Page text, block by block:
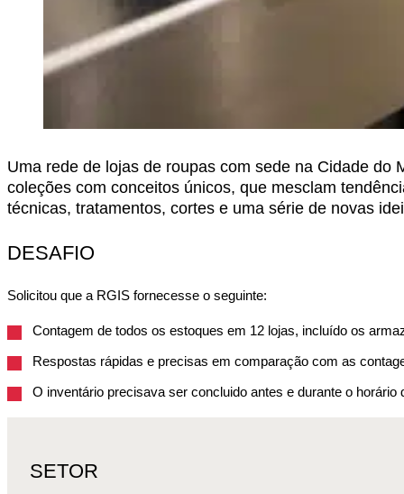
Uma rede de lojas de roupas com sede na Cidade do
coleções com conceitos únicos, que mesclam
técnicas, tratamentos, cortes e uma série de novas
DESAFIO
Solicitou que a RGIS fornecesse o seguinte:
Contagem de todos os estoques em 12 lojas, incluído os
Respostas rápidas e precisas em comparação com as
O inventário precisava ser concluido antes e durante o
SETOR